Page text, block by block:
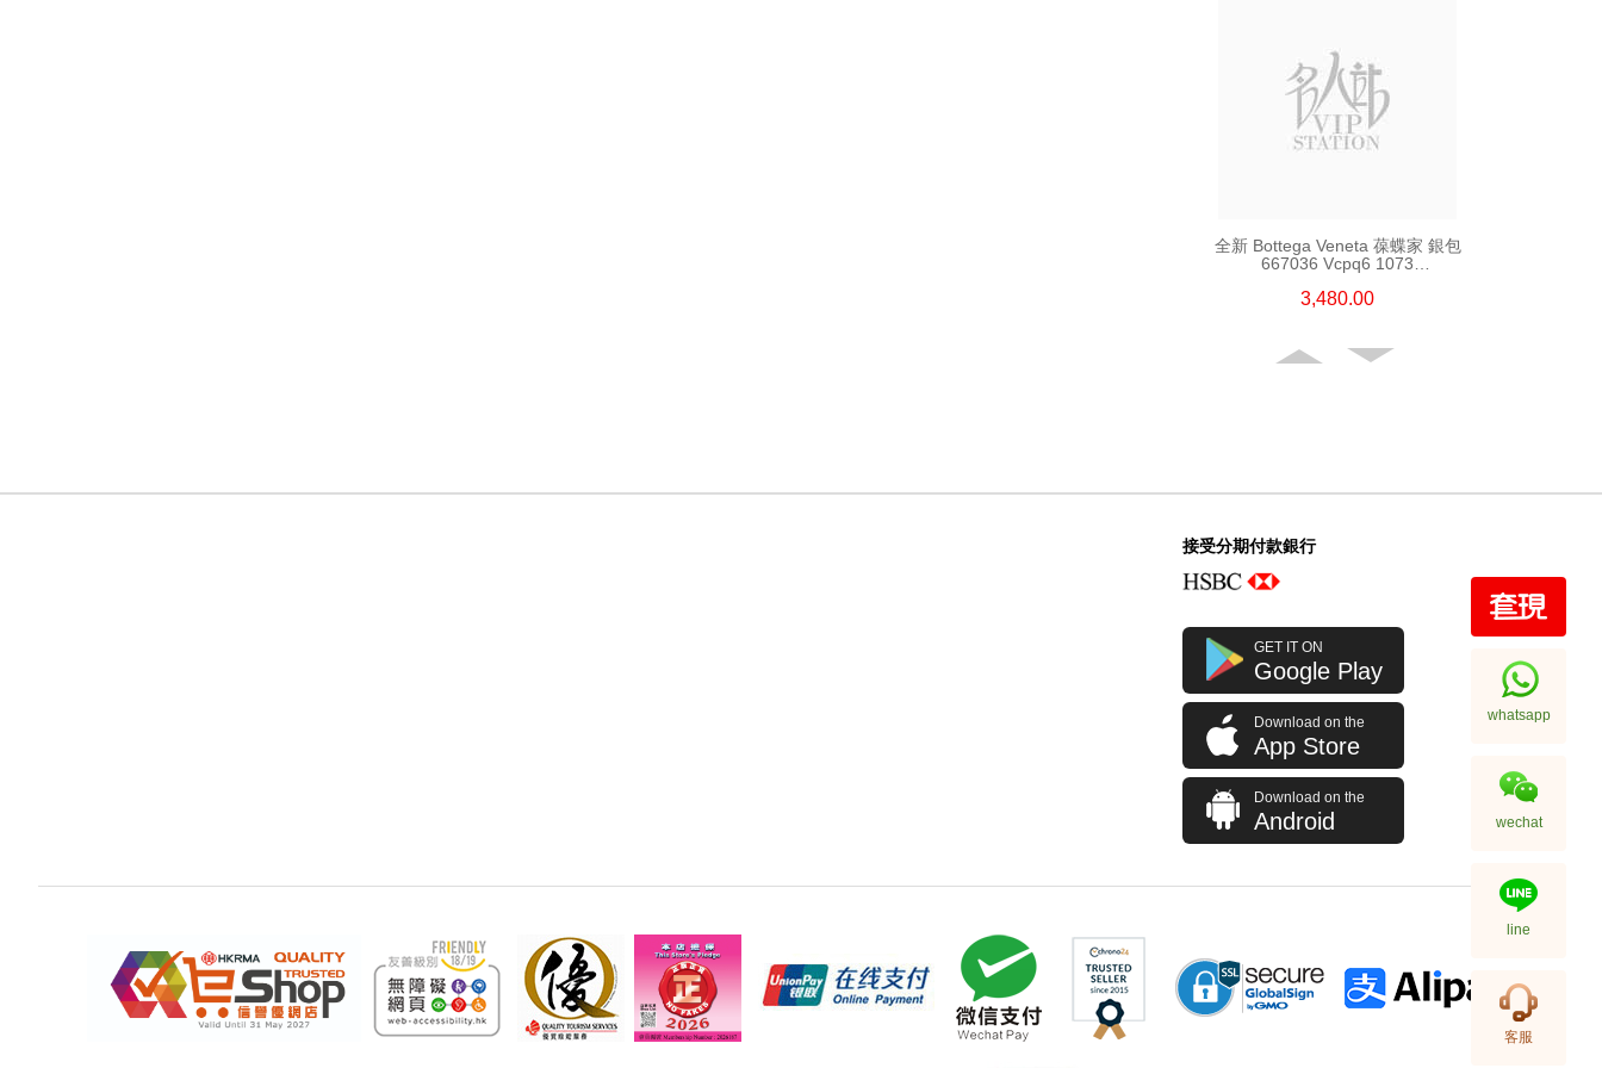
全新 Bottega Veneta 葆蝶家 銀包
667036 Vcpq6 1073
3,480.00
全新 Bottega Veneta 葆蝶家 銀包
608563 Vcpq3 4202
短身折疊款銀包
2,380.00
接受分期付款銀行
GET IT ON
Google Play
Download on the
App Store
Download on the
Android
whatsapp
wechat
line
客服